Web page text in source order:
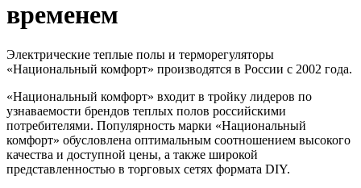
временем
Электрические теплые полы и терморегуляторы
«Национальный комфорт» производятся в России с 2002 года.
«Национальный комфорт» входит в тройку лидеров по
узнаваемости брендов теплых полов российскими
потребителями. Популярность марки «Национальный
комфорт» обусловлена оптимальным соотношением высокого
качества и доступной цены, а также широкой
представленностью в торговых сетях формата DIY.